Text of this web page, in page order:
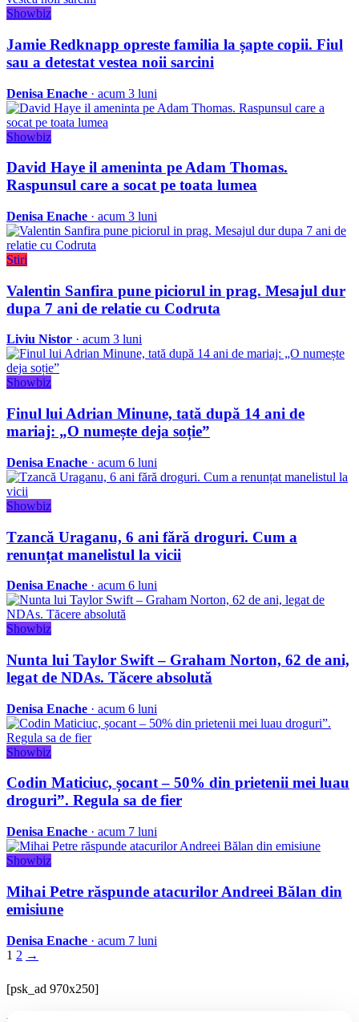
Showbiz
Jamie Redknapp opreste familia la șapte copii. Fiul
sau a detestat vestea noii sarcini
Denisa Enache · acum 3 luni
Showbiz
David Haye il ameninta pe Adam Thomas.
Raspunsul care a socat pe toata lumea
Denisa Enache · acum 3 luni
Stiri
Valentin Sanfira pune piciorul in prag. Mesajul dur
dupa 7 ani de relatie cu Codruta
Liviu Nistor · acum 3 luni
Showbiz
Finul lui Adrian Minune, tată după 14 ani de
mariaj: „O numește deja soție”
Denisa Enache · acum 6 luni
Showbiz
Tzancă Uraganu, 6 ani fără droguri. Cum a
renunțat manelistul la vicii
Denisa Enache · acum 6 luni
Showbiz
Nunta lui Taylor Swift – Graham Norton, 62 de ani,
legat de NDAs. Tăcere absolută
Denisa Enache · acum 6 luni
Showbiz
Codin Maticiuc, șocant – 50% din prietenii mei luau
droguri”. Regula sa de fier
Denisa Enache · acum 7 luni
Showbiz
Mihai Petre răspunde atacurilor Andreei Bălan din
emisiune
Denisa Enache · acum 7 luni
1 2 →
[psk_ad 970x250]